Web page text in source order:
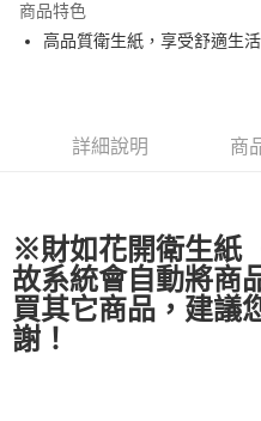
街口支付
相關說明
【大哥付你分期使用說明】
1.本服務由台灣大哥大提供，台灣
2.付款方式選擇「大哥付你分期」，
流程，驗證手機門號後，選擇欲分
成交易。
ATM付款
運送方式
商品特色
高品質衛生紙，享受舒適生
詳細說明 商
※財如花開衛生紙
故系統會自動將商
買其它商品，建議
謝！